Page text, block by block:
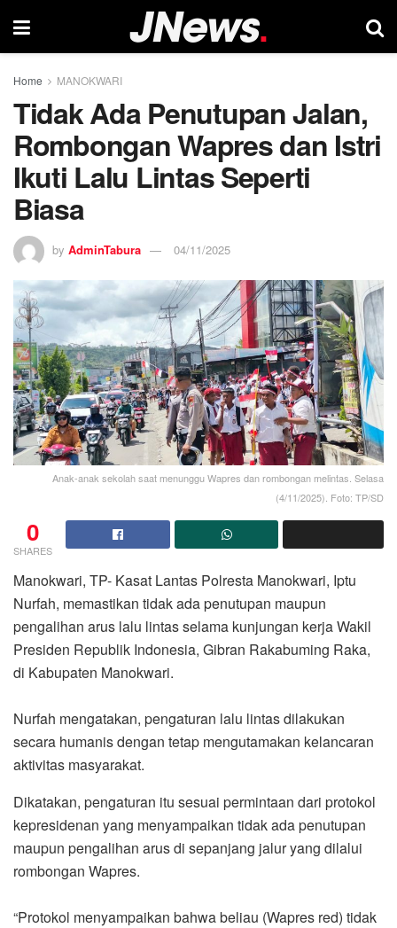
Home MANOKWARI
‎Tidak Ada Penutupan Jalan,
Rombongan Wapres dan Istri
Ikuti Lalu Lintas Seperti
Biasa
by AdminTabura 04/11/2025
Anak-anak sekolah saat menunggu Wapres dan rombongan melintas. Selasa
(4/11/2025). Foto: TP/SD
0
SHARES
‎Manokwari, TP- Kasat Lantas Polresta Manokwari, Iptu
Nurfah, memastikan tidak ada penutupan maupun
pengalihan arus lalu lintas selama kunjungan kerja Wakil
Presiden Republik Indonesia, Gibran Rakabuming Raka,
di Kabupaten Manokwari.
‎Nurfah mengatakan, pengaturan lalu lintas dilakukan
secara humanis dengan tetap mengutamakan kelancaran
aktivitas masyarakat.
Dikatakan, pengaturan itu sesuai permintaan dari protokol
kepresidenan yang menyampaikan tidak ada penutupan
maupun pengalihan arus di sepanjang jalur yang dilalui
rombongan Wapres.
‎“Protokol menyampaikan bahwa beliau (Wapres red) tidak